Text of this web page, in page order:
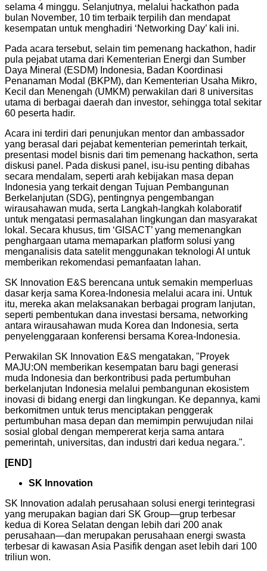
selama 4 minggu. Selanjutnya, melalui hackathon pada
bulan November, 10 tim terbaik terpilih dan mendapat
kesempatan untuk menghadiri ‘Networking Day’ kali ini.
Pada acara tersebut, selain tim pemenang hackathon, hadir
pula pejabat utama dari Kementerian Energi dan Sumber
Daya Mineral (ESDM) Indonesia, Badan Koordinasi
Penanaman Modal (BKPM), dan Kementerian Usaha Mikro,
Kecil dan Menengah (UMKM) perwakilan dari 8 universitas
utama di berbagai daerah dan investor, sehingga total sekitar
60 peserta hadir.
Acara ini terdiri dari penunjukan mentor dan ambassador
yang berasal dari pejabat kementerian pemerintah terkait,
presentasi model bisnis dari tim pemenang hackathon, serta
diskusi panel. Pada diskusi panel, isu-isu penting dibahas
secara mendalam, seperti arah kebijakan masa depan
Indonesia yang terkait dengan Tujuan Pembangunan
Berkelanjutan (SDG), pentingnya pengembangan
wirausahawan muda, serta Langkah-langkah kolaboratif
untuk mengatasi permasalahan lingkungan dan masyarakat
lokal. Secara khusus, tim ‘GISACT’ yang memenangkan
penghargaan utama memaparkan platform solusi yang
menganalisis data satelit menggunakan teknologi AI untuk
memberikan rekomendasi pemanfaatan lahan.
SK Innovation E&S berencana untuk semakin memperluas
dasar kerja sama Korea-Indonesia melalui acara ini. Untuk
itu, mereka akan melaksanakan berbagai program lanjutan,
seperti pembentukan dana investasi bersama, networking
antara wirausahawan muda Korea dan Indonesia, serta
penyelenggaraan konferensi bersama Korea-Indonesia.
Perwakilan SK Innovation E&S mengatakan, "Proyek
MAJU:ON memberikan kesempatan baru bagi generasi
muda Indonesia dan berkontribusi pada pertumbuhan
berkelanjutan Indonesia melalui pembangunan ekosistem
inovasi di bidang energi dan lingkungan. Ke depannya, kami
berkomitmen untuk terus menciptakan penggerak
pertumbuhan masa depan dan memimpin perwujudan nilai
sosial global dengan mempererat kerja sama antara
pemerintah, universitas, dan industri dari kedua negara.".
[END]
SK Innovation
SK Innovation adalah perusahaan solusi energi terintegrasi
yang merupakan bagian dari SK Group—grup terbesar
kedua di Korea Selatan dengan lebih dari 200 anak
perusahaan—dan merupakan perusahaan energi swasta
terbesar di kawasan Asia Pasifik dengan aset lebih dari 100
triliun won.